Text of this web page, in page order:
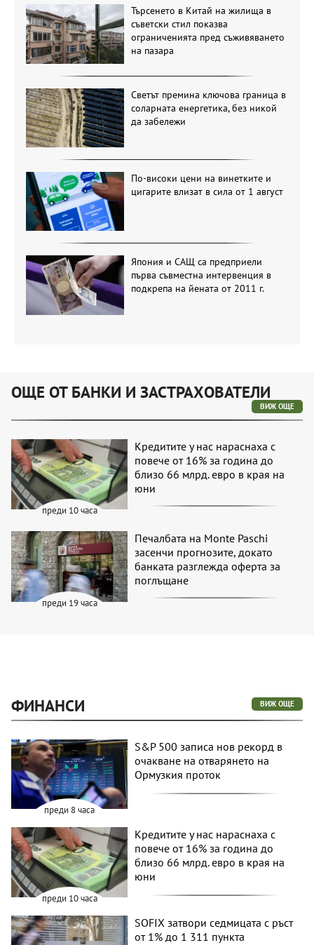
Търсенето в Китай на жилища в
съветски стил показва
ограниченията пред съживяването
на пазара
Светът премина ключова граница в
соларната енергетика, без никой
да забележи
По-високи цени на винетките и
цигарите влизат в сила от 1 август
Япония и САЩ са предприели
първа съвместна интервенция в
подкрепа на йената от 2011 г.
ОЩЕ ОТ БАНКИ И ЗАСТРАХОВАТЕЛИ
ВИЖ ОЩЕ
преди 10 часа
Кредитите у нас нараснаха с
повече от 16% за година до
близо 66 млрд. евро в края на
юни
преди 19 часа
Печалбата на Monte Paschi
засенчи прогнозите, докато
банката разглежда оферта за
поглъщане
ФИНАНСИ ВИЖ ОЩЕ
преди 8 часа
S&P 500 записа нов рекорд в
очакване на отварянето на
Ормузкия проток
преди 10 часа
Кредитите у нас нараснаха с
повече от 16% за година до
близо 66 млрд. евро в края на
юни
SOFIX затвори седмицата с ръст
от 1% до 1 311 пункта